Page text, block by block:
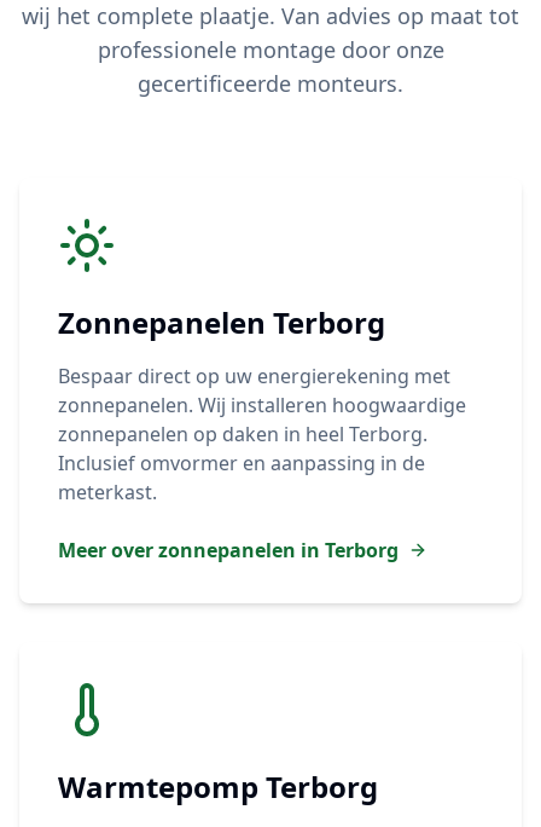
wij het complete plaatje. Van advies op maat tot
professionele montage door onze
gecertificeerde monteurs.
Zonnepanelen Terborg
Bespaar direct op uw energierekening met
zonnepanelen. Wij installeren hoogwaardige
zonnepanelen op daken in heel Terborg.
Inclusief omvormer en aanpassing in de
meterkast.
Meer over zonnepanelen in Terborg
WarmtepompTerborg